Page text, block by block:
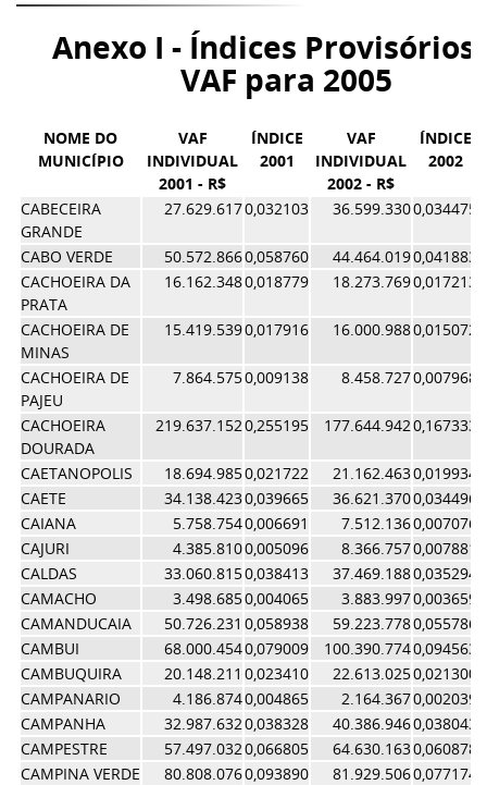
Anexo I - Índices Provisórios
VAF para 2005
NOME DO
MUNICÍPIO
VAF
INDIVIDUAL
2001 - R$
ÍNDICE
2001
VAF
INDIVIDUAL
2002 - R$
ÍNDICE
2002
CABECEIRA
GRANDE
27.629.6170,032103 36.599.3300,034475
CABO VERDE 50.572.8660,058760 44.464.0190,041883
CACHOEIRA DA
PRATA
16.162.3480,018779 18.273.7690,017213
CACHOEIRA DE
MINAS
15.419.5390,017916 16.000.9880,015072
CACHOEIRA DE
PAJEU
7.864.5750,009138 8.458.7270,007968
CACHOEIRA
DOURADA
219.637.1520,255195 177.644.9420,167333
CAETANOPOLIS 18.694.9850,021722 21.162.4630,019934
CAETE
34.138.4230,039665 36.621.3700,034496
CAIANA
5.758.7540,006691 7.512.1360,007076
CAJURI
4.385.8100,005096 8.366.7570,007881
CALDAS
33.060.8150,038413 37.469.1880,035294
CAMACHO
3.498.6850,004065 3.883.9970,003659
CAMANDUCAIA
50.726.231 0,058938 59.223.7780,055786
CAMBUI
68.000.4540,079009 100.390.7740,094563
CAMBUQUIRA
20.148.211 0,023410 22.613.0250,021300
CAMPANARIO
4.186.8740,004865 2.164.3670,002039
CAMPANHA
32.987.6320,038328 40.386.9460,038043
CAMPESTRE
57.497.0320,066805 64.630.1630,060878
CAMPINA VERDE
80.808.0760,093890 81.929.5060,077174